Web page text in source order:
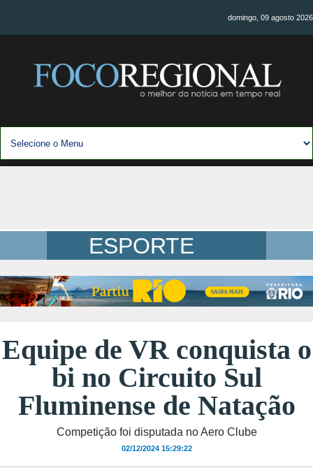
domingo, 09 agosto 2026
ESPORTE
Equipe de VR conquista o
bi no Circuito Sul
Fluminense de Natação
Competição foi disputada no Aero Clube
02/12/2024 15:29:22